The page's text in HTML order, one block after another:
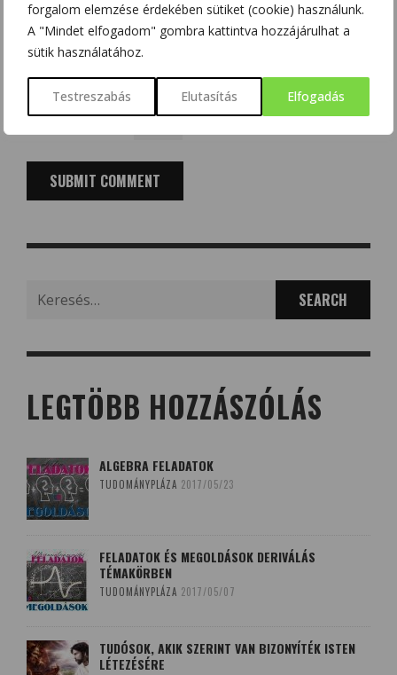
forgalom elemzése érdekében sütiket (cookie) használunk.
A "Mindet elfogadom" gombra kattintva hozzájárulhat a
sütik használatához.
Testreszabás Elutasítás Elfogadás
A nevem, e-mail címem, és weboldalcímem mentése a
böngészőben a következő hozzászólásomhoz.
Kérjük, adja meg a választ számjegyekkel:
kettő × három =
LEGTÖBB HOZZÁSZÓLÁS
ALGEBRA FELADATOK
TUDOMÁNYPLÁZA 2017/05/23
FELADATOK ÉS MEGOLDÁSOK DERIVÁLÁS
TÉMAKÖRBEN
TUDOMÁNYPLÁZA 2017/05/07
TUDÓSOK, AKIK SZERINT VAN BIZONYÍTÉK ISTEN
LÉTEZÉSÉRE